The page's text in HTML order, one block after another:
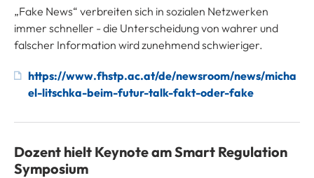
„Fake News“ verbreiten sich in sozialen Netzwerken
immer schneller - die Unterscheidung von wahrer und
falscher Information wird zunehmend schwieriger.
https://www.fhstp.ac.at/de/newsroom/news/micha
el-litschka-beim-futur-talk-fakt-oder-fake
Dozent hielt Keynote am Smart Regulation
Symposium